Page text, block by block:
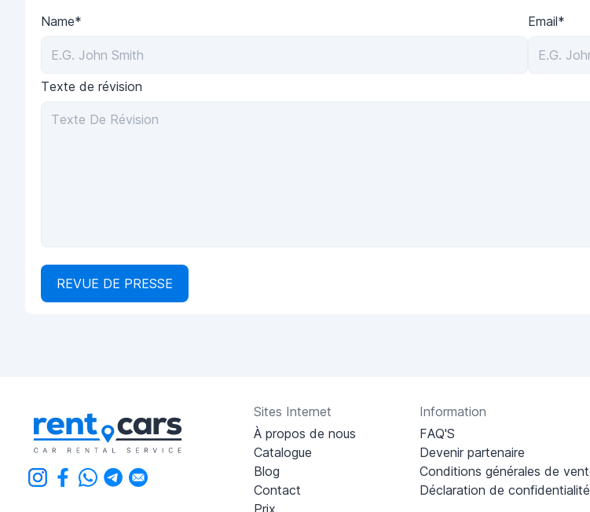
Name* Email*
Texte de révision
REVUE DE PRESSE
Sites Internet
À propos de nous
Catalogue
Blog
Contact
Information
FAQ'S
Devenir partenaire
Conditions générales de
Déclaration de confidentialité